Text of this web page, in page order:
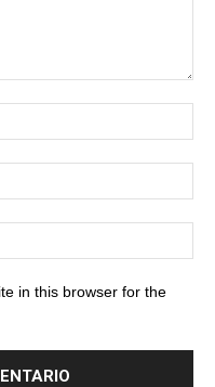
in this browser for the